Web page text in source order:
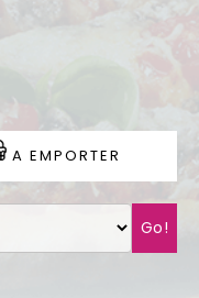
A EMPORTER
Go!